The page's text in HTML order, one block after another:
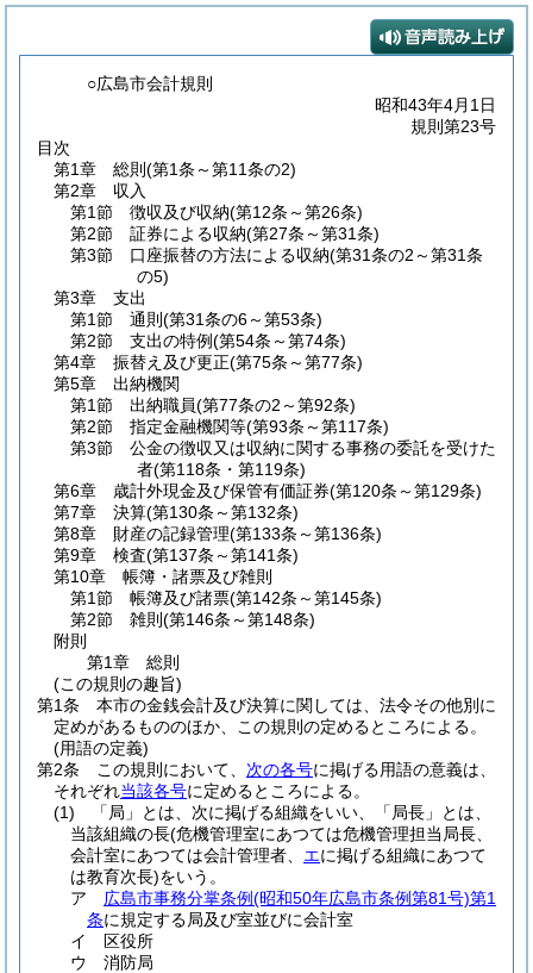
○広島市会計規則
昭和43年4月1日
規則第23号
目次
第1章
総則 (第1条～第11条の2)
第2章
収入
第1節
徴収及び収納(第12条～第26条)
第2節
証券による収納(第27条～第31条)
第3節
口座振替の方法による収納(第31条の2～第31条
の5)
第3章
支出
第1節
通則 (第31条の6～第53条)
第2節
支出の特例(第54条～第74条)
第4章
振替え及び更正(第75条～第77条)
第5章
出納機関
第1節
出納職員(第77条の2～第92条)
第2節
指定金融機関等(第93条～第117条)
第3節
公金の徴収又は収納に関する事務の委託を受けた
者(第118条・第119条)
第6章
歳計外現金及び保管有価証券(第120条～第129条)
第7章
決算(第130条～第132条)
第8章
財産の記録管理(第133条～第136条)
第9章
検査(第137条～第141条)
第10章
帳簿・諸票及び雑則
第1節
帳簿及び諸票(第142条～第145条)
第2節
雑則 (第146条～第148条)
附則
第1章
総則
(この規則の趣旨)
第1条
本市の金銭会計及び決算に関しては、法令その他別に
定めがあるもののほか、この規則の定めるところによる。
(用語の定義)
第2条
この規則において、 次の各号に掲げる用語の意義は、
それぞれ当該各号に定めるところによる。
(1)
「局」とは、次に掲げる組織をいい、「局長」とは、
当該組織の長(危機管理室にあつては危機管理担当局長、
会計室にあつては会計管理者、 エに掲げる組織にあつて
は教育次長)をいう。
ア
広島市事務分掌条例(昭和50年広島市条例第81号)第1
条に規定する局及び室並びに会計室
イ
区役所
ウ
消防局